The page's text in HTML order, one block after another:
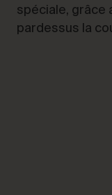
spéciale, grâce
pardessus la